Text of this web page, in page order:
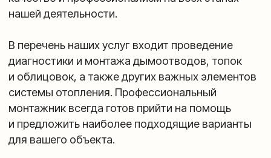
Отправить
Нажимая на кнопку, вы даете согласие на обработку
своих персональных данных.
конфиденциальности.